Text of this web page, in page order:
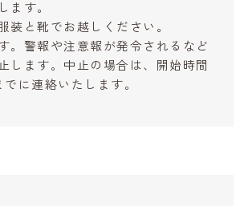
ます。
装と靴でお越しください。
。警報や注意報が発令されるなど
します。中止の場合は、開始時間
に連絡いたします。